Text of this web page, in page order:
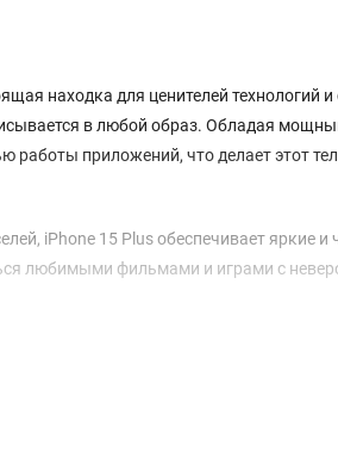
находка для ценителей технологий
в любой образ. Обладая
работы приложений, что делает этот
iPhone 15 Plus обеспечивает яркие и
любимыми фильмами и играми с
четкостью. Основная камера